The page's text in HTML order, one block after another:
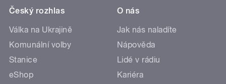
Český rozhlas
Válka na Ukrajině
Komunální volby
Stanice
eShop
O nás
Jak nás naladíte
Nápověda
Lidé v rádiu
Kariéra